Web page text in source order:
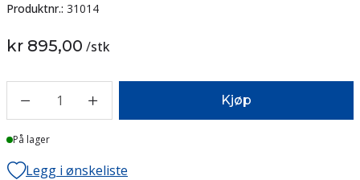
Produktnr.: 31014
kr 895,00 /stk
1 Kjøp
På lager
Legg i ønskeliste